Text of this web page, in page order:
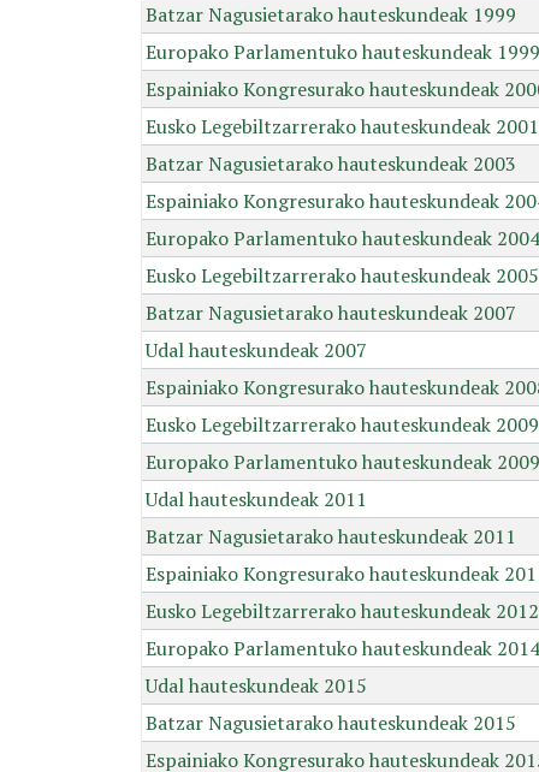
Batzar Nagusietarako hauteskundeak 1999
Europako Parlamentuko hauteskundeak 1999
Espainiako Kongresurako hauteskundeak
Eusko Legebiltzarrerako hauteskundeak 2001
Batzar Nagusietarako hauteskundeak 2003
Espainiako Kongresurako hauteskundeak
Europako Parlamentuko hauteskundeak 2004
Eusko Legebiltzarrerako hauteskundeak 2005
Batzar Nagusietarako hauteskundeak 2007
Udal hauteskundeak 2007
Espainiako Kongresurako hauteskundeak
Eusko Legebiltzarrerako hauteskundeak 2009
Europako Parlamentuko hauteskundeak 2009
Udal hauteskundeak 2011
Batzar Nagusietarako hauteskundeak 2011
Espainiako Kongresurako hauteskundeak
Eusko Legebiltzarrerako hauteskundeak 2012
Europako Parlamentuko hauteskundeak 2014
Udal hauteskundeak 2015
Batzar Nagusietarako hauteskundeak 2015
Espainiako Kongresurako hauteskundeak